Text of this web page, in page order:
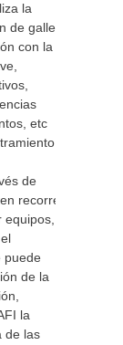
la
de galleys
con la
etc
de
recorrer
puede
de la
la
de las